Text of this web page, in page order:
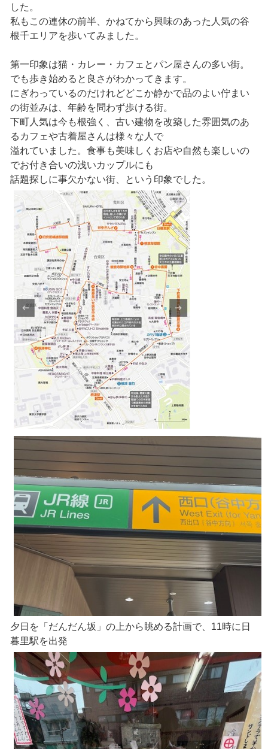
した。
私もこの連休の前半、かねてから興味のあった人気の谷
根千エリアを歩いてみました。
第一印象は猫・カレー・カフェとパン屋さんの多い街。
でも歩き始めると良さがわかってきます。
にぎわっているのだけれどどこか静かで品のよい佇まい
の街並みは、年齢を問わず歩ける街。
下町人気は今も根強く、古い建物を改築した雰囲気のあ
るカフェや古着屋さんは様々な人で
溢れていました。食事も美味しくお店や自然も楽しいの
でお付き合いの浅いカップルにも
話題探しに事欠かない街、という印象でした。
夕日を「だんだん坂」の上から眺める計画で、11時に日
暮里駅を出発